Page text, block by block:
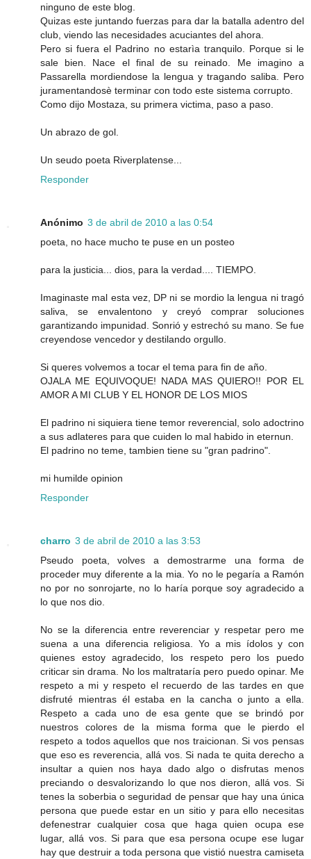
ninguno de este blog.
Quizas este juntando fuerzas para dar la batalla adentro del
club, viendo las necesidades acuciantes del ahora.
Pero si fuera el Padrino no estarìa tranquilo. Porque si le
sale bien. Nace el final de su reinado. Me imagino a
Passarella mordiendose la lengua y tragando saliba. Pero
juramentandosè terminar con todo este sistema corrupto.
Como dijo Mostaza, su primera victima, paso a paso.
Un abrazo de gol.
Un seudo poeta Riverplatense...
Responder
Anónimo 3 de abril de 2010 a las 0:54
poeta, no hace mucho te puse en un posteo
para la justicia... dios, para la verdad.... TIEMPO.
Imaginaste mal esta vez, DP ni se mordio la lengua ni tragó
saliva, se envalentono y creyó comprar soluciones
garantizando impunidad. Sonrió y estrechó su mano. Se fue
creyendose vencedor y destilando orgullo.
Si queres volvemos a tocar el tema para fin de año.
OJALA ME EQUIVOQUE! NADA MAS QUIERO!! POR EL
AMOR A MI CLUB Y EL HONOR DE LOS MIOS
El padrino ni siquiera tiene temor reverencial, solo adoctrino
a sus adlateres para que cuiden lo mal habido in eternun.
El padrino no teme, tambien tiene su "gran padrino".
mi humilde opinion
Responder
charro 3 de abril de 2010 a las 3:53
Pseudo poeta, volves a demostrarme una forma de
proceder muy diferente a la mia. Yo no le pegaría a Ramón
no por no sonrojarte, no lo haría porque soy agradecido a
lo que nos dio.
No se la diferencia entre reverenciar y respetar pero me
suena a una diferencia religiosa. Yo a mis ídolos y con
quienes estoy agradecido, los respeto pero los puedo
criticar sin drama. No los maltrataría pero puedo opinar. Me
respeto a mi y respeto el recuerdo de las tardes en que
disfruté mientras él estaba en la cancha o junto a ella.
Respeto a cada uno de esa gente que se brindó por
nuestros colores de la misma forma que le pierdo el
respeto a todos aquellos que nos traicionan. Si vos pensas
que eso es reverencia, allá vos. Si nada te quita derecho a
insultar a quien nos haya dado algo o disfrutas menos
preciando o desvalorizando lo que nos dieron, allá vos. Si
tenes la soberbia o seguridad de pensar que hay una única
persona que puede estar en un sitio y para ello necesitas
defenestrar cualquier cosa que haga quien ocupa ese
lugar, allá vos. Si para que esa persona ocupe ese lugar
hay que destruir a toda persona que vistió nuestra camiseta